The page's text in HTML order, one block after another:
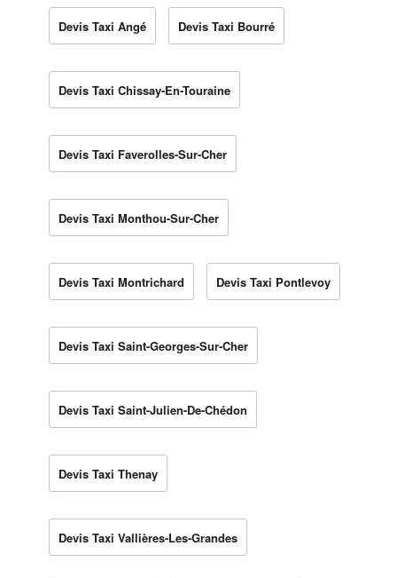
Devis Taxi Angé Devis Taxi Bourré
Devis Taxi Chissay-En-Touraine
Devis Taxi Faverolles-Sur-Cher
Devis Taxi Monthou-Sur-Cher
Devis Taxi Montrichard Devis Taxi Pontlevoy
Devis Taxi Saint-Georges-Sur-Cher
Devis Taxi Saint-Julien-De-Chédon
Devis Taxi Thenay
Devis Taxi Vallières-Les-Grandes